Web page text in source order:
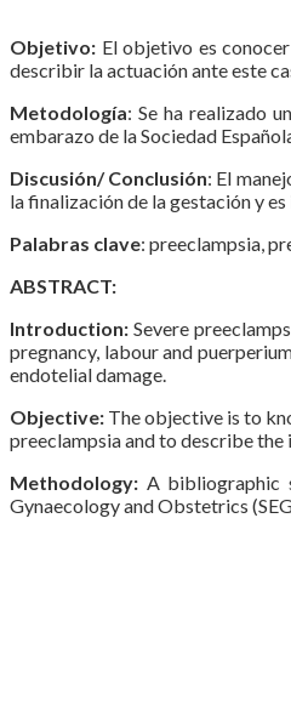
Objetivo: El objetivo es
describir la actuación ante este
Metodología: Se ha realizado
embarazo de la Sociedad
Discusión/ Conclusión: El
la finalización de la gestación y
Palabras clave: preeclampsia,
ABSTRACT:
Introduction:Severe
pregnancy, labour and
endotelial damage.
Objective: The objective is to
preeclampsia and to describe the
Methodology: A bibliographic
Gynaecology and Obstetrics